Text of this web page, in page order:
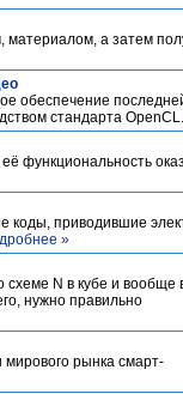
материалом, а затем
обеспечение
стандарта
функциональность
коды, приводившие
»
N в кубе и вообще
нужно правильно
мирового рынка смарт-